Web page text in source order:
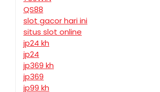
QS88
slot gacor hari ini
situs slot online
jp24 kh
jp24
jp369 kh
jp369
jp99 kh